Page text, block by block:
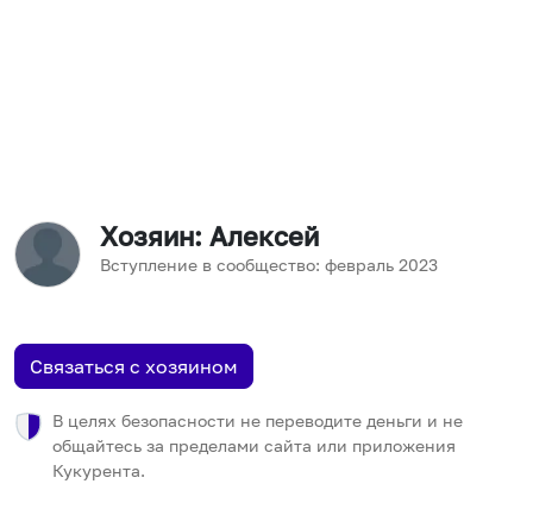
Хозяин: Алексей
Вступление в сообщество: февраль 2023
Связаться с хозяином
В целях безопасности не переводите деньги и не
общайтесь за пределами сайта или приложения
Кукурента.